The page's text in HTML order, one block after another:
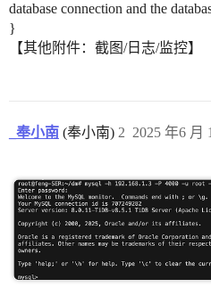
database connection and the
}
【其他附件：截图/日志/监控】
_奉小南 (奉小南) 2025 年6 月
2